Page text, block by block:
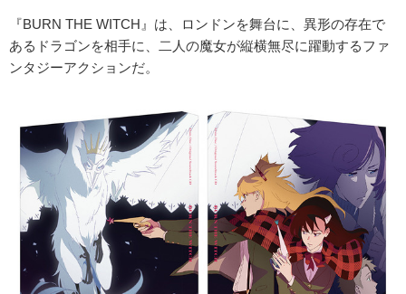
『BURN THE WITCH』は、ロンドンを舞台に、異形の存在で
あるドラゴンを相手に、二人の魔女が縦横無尽に躍動するファ
ンタジーアクションだ。